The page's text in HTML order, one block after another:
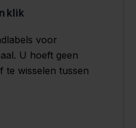
klik
voor
U hoeft geen
te wisselen tussen